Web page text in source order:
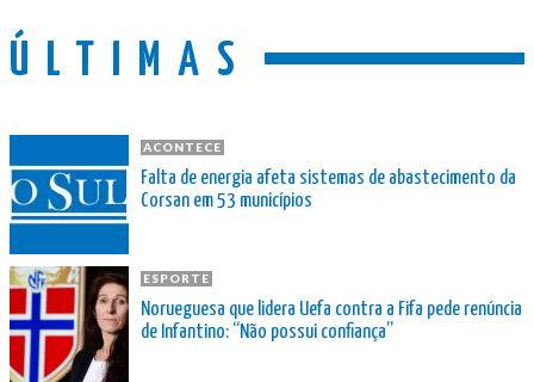
ÚLTIMAS
ACONTECE
Falta de energia afeta sistemas de abastecimento da
Corsan em 53 municípios
ESPORTE
Norueguesa que lidera Uefa contra a Fifa pede renúncia
de Infantino: “Não possui confiança”